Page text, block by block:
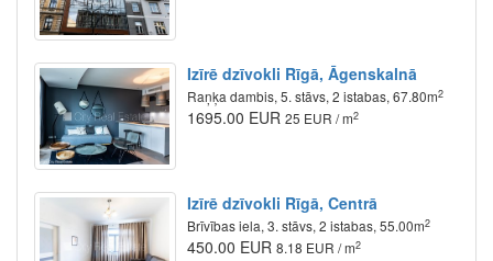
Izīrē dzīvokli Rīgā, Āgenskalnā
Raņķa dambis, 5. stāvs, 2 istabas, 67.80m2
1695.00 EUR 25 EUR / m2
Izīrē dzīvokli Rīgā, Centrā
Brīvības iela, 3. stāvs, 2 istabas, 55.00m2
450.00 EUR 8.18 EUR / m2